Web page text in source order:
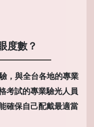
度數？
，與全台各地的專業
考試的專業驗光人員
確保自己配戴最適當